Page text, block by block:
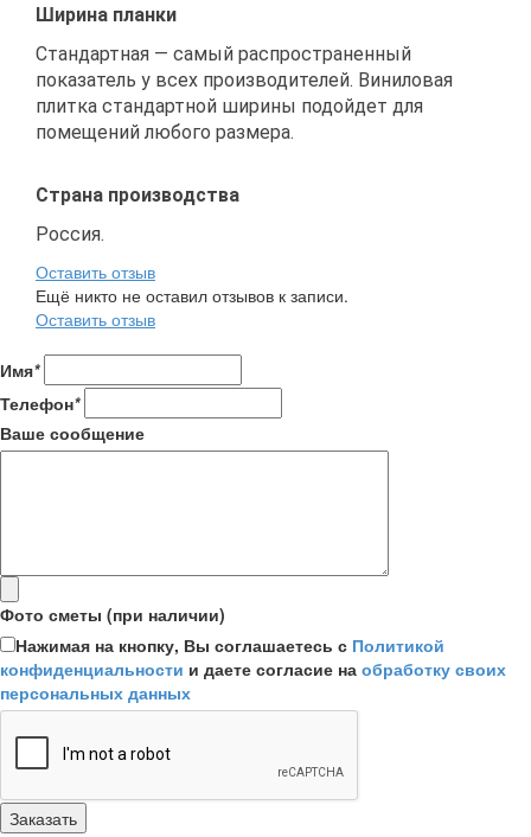
Ширина планки
Стандартная — самый распространенный
показатель у всех производителей. Виниловая
плитка стандартной ширины подойдет для
помещений любого размера.
Страна производства
Россия.
Оставить отзыв
Ещё никто не оставил отзывов к записи.
Оставить отзыв
Имя*
Телефон*
Ваше сообщение
Фото сметы (при наличии)
Нажимая на кнопку, Вы соглашаетесь с Политикой
конфиденциальности и даете согласие на обработку своих
персональных данных